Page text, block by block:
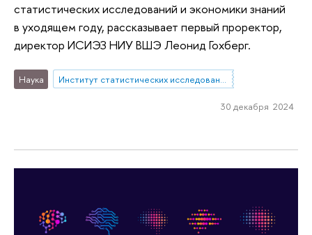
статистических исследований и экономики знаний
в уходящем году, рассказывает первый проректор,
директор ИСИЭЗ НИУ ВШЭ Леонид Гохберг.
Наука
30 декабря 2024